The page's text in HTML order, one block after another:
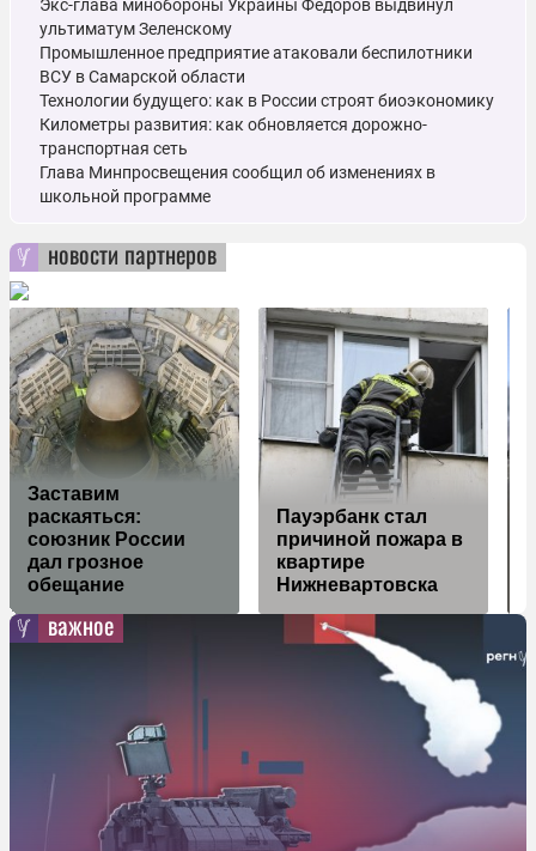
Экс-глава минобороны Украины Фёдоров выдвинул
ультиматум Зеленскому
Промышленное предприятие атаковали беспилотники
ВСУ в Самарской области
Технологии будущего: как в России строят биоэкономику
Километры развития: как обновляется дорожно-
транспортная сеть
Глава Минпросвещения сообщил об изменениях в
школьной программе
новости партнеров
Заставим
раскаяться:
союзник России
дал грозное
обещание
Пауэрбанк стал
причиной пожара в
квартире
Нижневартовска
важное